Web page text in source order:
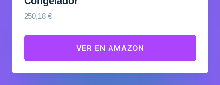
250,18 €
VER EN AMAZON